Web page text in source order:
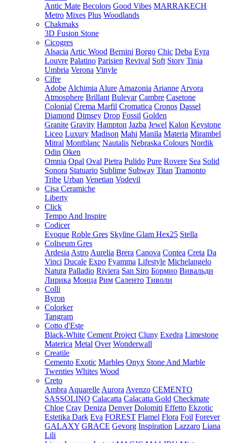
Antic Mate Becolors Good Vibes MARRAKECH
Metro Mixes Plus Woodlands
Chakmaks
3D Fusion Stone
Cicogres
Alsacia Artic Wood Bernini Borgo Chic Deba Eyra
Louvre Palatino Parisien Revival Soft Story Tinia
Umbria Verona Vinyle
Cifre
Adobe Alchimia Alure Amazonia Arianne Arvora
Atmosphere Brillant Bulevar Cambre Casetone
Colonial Crema Marfil Cromatica Cronos Dassel
Diamond Dimsey Drop Fossil Golden
Granite Gravity Hampton Jazba Jewel Kalon Keystone
Liceo Luxury Madison Mahi Manila Materia Mirambel
Mitral Montblanc Nautalis Nebraska Colours Nordik
Odin Oken
Omnia Opal Oval Pietra Pulido Pure Rovere Sea Solid
Sonora Statuario Sublime Subway Titan Tramonto
Tribe Urban Venetian Vodevil
Cisa Ceramiche
Liberty
Click
Tempo And Inspire
Codicer
Evoque Roble Gres Skyline Glam Hex25 Stella
Coliseum Gres
Ardesia Astro Aurelia Brera Canova Contea Creta Da
Vinci Ducale Expo Fyamma Lifestyle Michelangelo
Natura Palladio Riviera San Siro Бормио Вивальди
Лирика Монца Рим Саленто Тиволи
Colli
Byron
Colorker
Tangram
Cotto d'Este
Black-White Cement Project Cluny Exedra Limestone
Materica Metal Over Wonderwall
Creatile
Cemento Exotic Marbles Onyx Stone And Marble
Twenties Whites Wood
Creto
Ambra Aquarelle Aurora Avenzo CEMENTO
SASSOLINO Calacatta Calacatta Gold Checkmate
Chloe Cray Deniza Denver Dolomiti Effetto Ekzotic
Estetika Dark Eva FOREST Flamel Flora Foil Forever
GALAXY GRACE Gevorg Inspiration Lazzaro Liana
Lili